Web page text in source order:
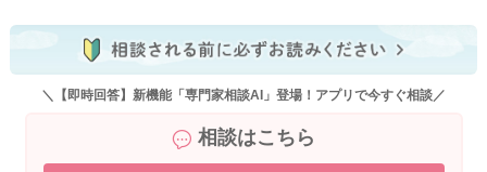
＼【即時回答】新機能「専門家相談AI」登場！アプリで今すぐ相談／
相談はこちら